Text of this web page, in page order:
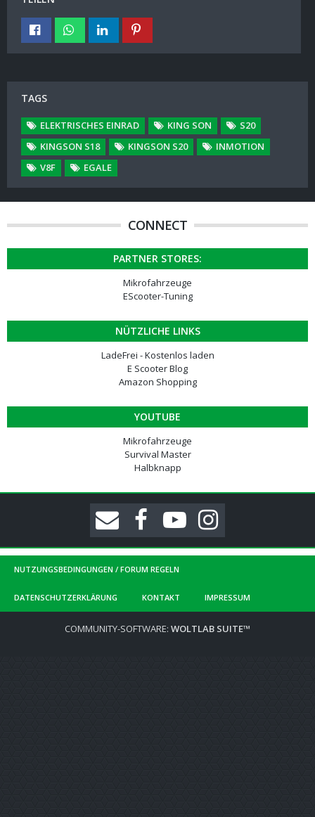
TAGS
ELEKTRISCHES EINRAD KING SON
S20
KINGSON S18
KINGSON S20
INMOTION
V8F
EGALE
CONNECT
PARTNER STORES:
Mikrofahrzeuge
EScooter-Tuning
NÜTZLICHE LINKS
LadeFrei - Kostenlos laden
E Scooter Blog
Amazon Shopping
YOUTUBE
Mikrofahrzeuge
Survival Master
Halbknapp
NUTZUNGSBEDINGUNGEN / FORUM REGELN
DATENSCHUTZERKLÄRUNG KONTAKT IMPRESSUM
COMMUNITY-SOFTWARE: WOLTLAB SUITE™